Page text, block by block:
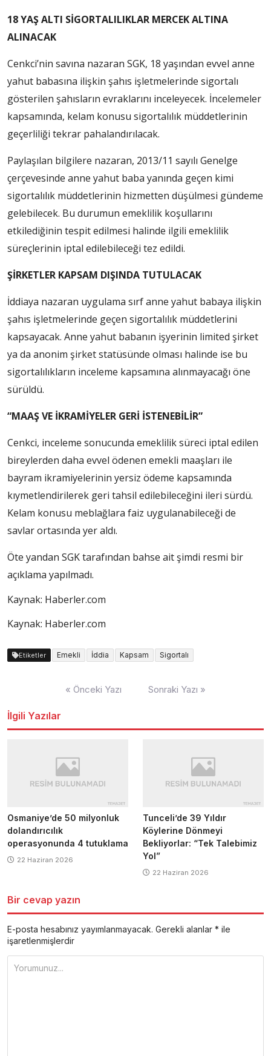
18 YAŞ ALTI SİGORTALILIKLAR MERCEK ALTINA
ALINACAK
Cenkci’nin savına nazaran SGK, 18 yaşından evvel anne
yahut babasına ilişkin şahıs işletmelerinde sigortalı
gösterilen şahısların evraklarını inceleyecek. İncelemeler
kapsamında, kelam konusu sigortalılık müddetlerinin
geçerliliği tekrar pahalandırılacak.
Paylaşılan bilgilere nazaran, 2013/11 sayılı Genelge
çerçevesinde anne yahut baba yanında geçen kimi
sigortalılık müddetlerinin hizmetten düşülmesi gündeme
gelebilecek. Bu durumun emeklilik koşullarını
etkilediğinin tespit edilmesi halinde ilgili emeklilik
süreçlerinin iptal edilebileceği tez edildi.
ŞİRKETLER KAPSAM DIŞINDA TUTULACAK
İddiaya nazaran uygulama sırf anne yahut babaya ilişkin
şahıs işletmelerinde geçen sigortalılık müddetlerini
kapsayacak. Anne yahut babanın işyerinin limited şirket
ya da anonim şirket statüsünde olması halinde ise bu
sigortalılıkların inceleme kapsamına alınmayacağı öne
sürüldü.
“MAAŞ VE İKRAMİYELER GERİ İSTENEBİLİR”
Cenkci, inceleme sonucunda emeklilik süreci iptal edilen
bireylerden daha evvel ödenen emekli maaşları ile
bayram ikramiyelerinin yersiz ödeme kapsamında
kıymetlendirilerek geri tahsil edilebileceğini ileri sürdü.
Kelam konusu meblağlara faiz uygulanabileceği de
savlar ortasında yer aldı.
Öte yandan SGK tarafından bahse ait şimdi resmi bir
açıklama yapılmadı.
Kaynak: Haberler.com
Kaynak: Haberler.com
Etiketler Emekli İddia Kapsam Sigortalı
« Önceki Yazı Sonraki Yazı »
İlgili Yazılar
Osmaniye’de 50 milyonluk
dolandırıcılık
operasyonunda 4 tutuklama
22 Haziran 2026
Tunceli’de 39 Yıldır
Köylerine Dönmeyi
Bekliyorlar: “Tek Talebimiz
Yol”
22 Haziran 2026
Bir cevap yazın
E-posta hesabınız yayımlanmayacak. Gerekli alanlar * ile
işaretlenmişlerdir